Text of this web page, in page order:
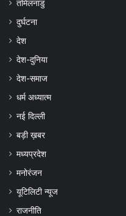
तमिलनाडु
दुर्घटना
देश
देश-दुनिया
देश-समाज
धर्म अध्यात्म
नई दिल्ली
बड़ी ख़बर
मध्यप्रदेश
मनोरंजन
यूटिलिटी न्यूज
राजनीति